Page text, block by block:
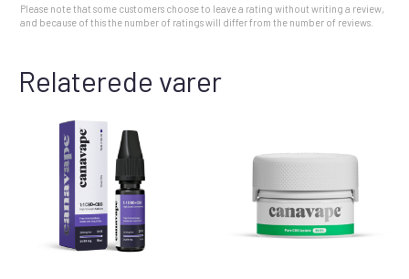
Please note that some customers choose to leave a rating without writing a review,
and because of this the number of ratings will differ from the number of reviews.
Relaterede varer